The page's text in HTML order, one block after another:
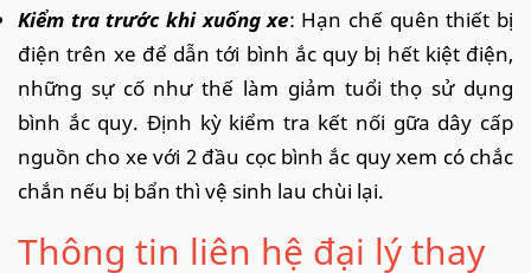
Kiểm tra trước khi xuống xe: Hạn chế quên thiết bị
điện trên xe để dẫn tới bình ắc quy bị hết kiệt điện,
những sự cố như thế làm giảm tuổi thọ sử dụng
bình ắc quy. Định kỳ kiểm tra kết nối gữa dây cấp
nguồn cho xe với 2 đầu cọc bình ắc quy xem có chắc
chắn nếu bị bẩn thì vệ sinh lau chùi lại.
Thông tin liên hệ đại lý thay